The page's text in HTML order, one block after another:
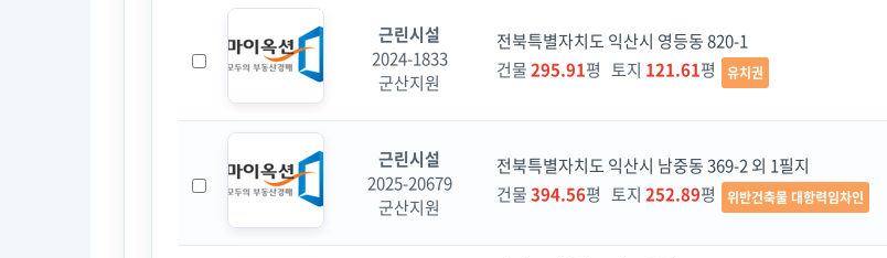
근린시설
2024-1833
군산지원
전북특별자치도 익산시 영등동 820-1
건물295.91평 토지 121.61평 유치권
근린시설
2025-20679
군산지원
전북특별자치도 익산시 남중동 369-2 외 1필지
건물394.56평 토지 252.89평 위반건축물 대항력임차인